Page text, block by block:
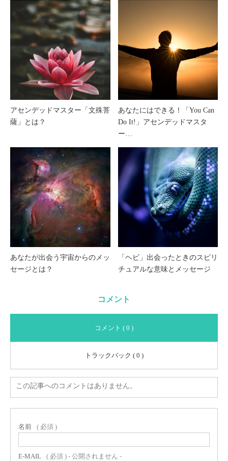
アセンデッドマスター「文殊菩
薩」とは？
あなたにはできる！「You Can
Do It!」アセンデッドマスタ
ー…
あなたが出会う宇宙からのメッ
セージとは？
「ヘビ」出会ったときのスピリ
チュアルな意味とメッセージ
コメント
コメント ( 0 )
トラックバック ( 0 )
この記事へのコメントはありません。
名前 ( 必須 )
E-MAIL ( 必須 ) - 公開されません -